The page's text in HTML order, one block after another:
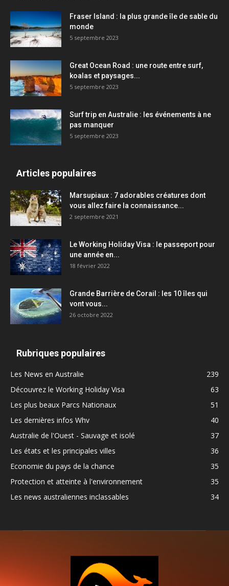
Fraser Island : la plus grande île de sable du
monde
5 septembre 2023
Great Ocean Road : une route entre surf,
koalas et paysages...
5 septembre 2023
Surf trip en Australie : les événements à ne
pas manquer
5 septembre 2023
Articles populaires
Marsupiaux : 7 adorables créatures dont
vous allez faire la connaissance...
2 septembre 2021
Le Working Holiday Visa : le passeport pour
une année en...
18 février 2022
Grande Barrière de Corail : les 10 îles qui
vont vous...
26 octobre 2022
Rubriques populaires
Les News en Australie
239
Découvrez le Working Holiday Visa
63
Les plus beaux Parcs Nationaux
51
Les dernières infos Whv
40
Australie de l'Ouest - Sauvage et isolé
37
Les états et les principales villes
36
Economie du pays de la chance
35
Protection et atteinte à l'environnement
35
Les news australiennes inclassables
34